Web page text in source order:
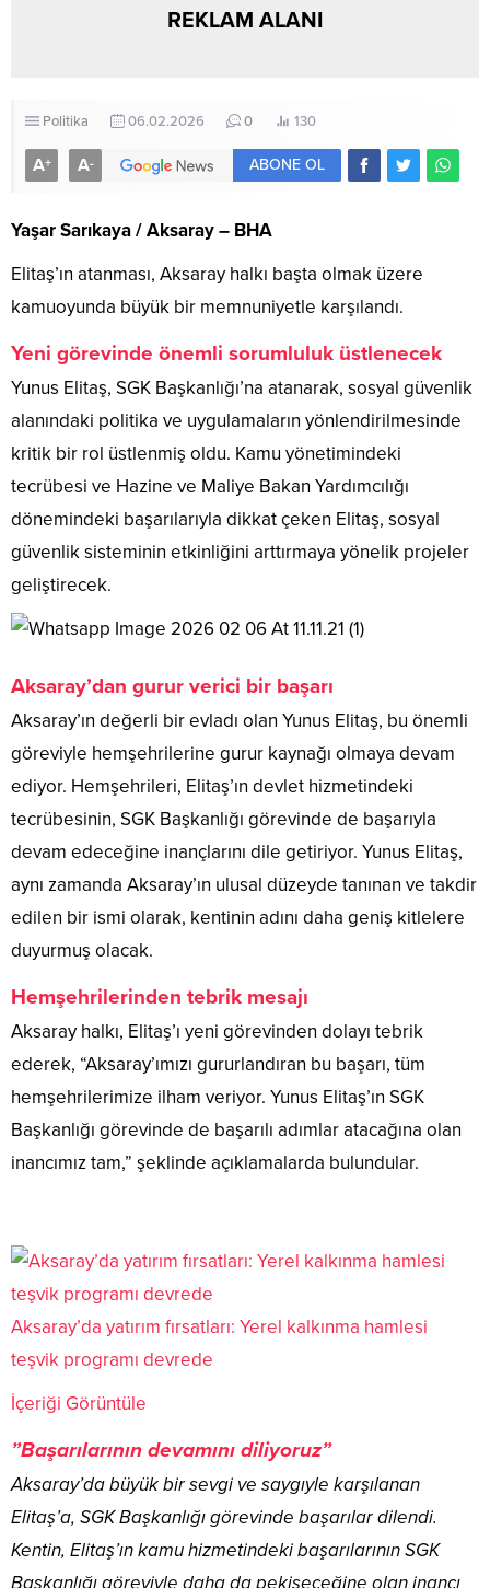
REKLAM ALANI
Politika 06.02.2026 0 130
A+ A- ABONE OL
Yaşar Sarıkaya / Aksaray – BHA
Elitaş’ın atanması, Aksaray halkı başta olmak üzere
kamuoyunda büyük bir memnuniyetle karşılandı.
Yeni görevinde önemli sorumluluk üstlenecek
Yunus Elitaş, SGK Başkanlığı’na atanarak, sosyal güvenlik
alanındaki politika ve uygulamaların yönlendirilmesinde
kritik bir rol üstlenmiş oldu. Kamu yönetimindeki
tecrübesi ve Hazine ve Maliye Bakan Yardımcılığı
dönemindeki başarılarıyla dikkat çeken Elitaş, sosyal
güvenlik sisteminin etkinliğini arttırmaya yönelik projeler
geliştirecek.
Aksaray’dan gurur verici bir başarı
Aksaray’ın değerli bir evladı olan Yunus Elitaş, bu önemli
göreviyle hemşehrilerine gurur kaynağı olmaya devam
ediyor. Hemşehrileri, Elitaş’ın devlet hizmetindeki
tecrübesinin, SGK Başkanlığı görevinde de başarıyla
devam edeceğine inançlarını dile getiriyor. Yunus Elitaş,
aynı zamanda Aksaray’ın ulusal düzeyde tanınan ve takdir
edilen bir ismi olarak, kentinin adını daha geniş kitlelere
duyurmuş olacak.
Hemşehrilerinden tebrik mesajı
Aksaray halkı, Elitaş’ı yeni görevinden dolayı tebrik
ederek, “Aksaray’ımızı gururlandıran bu başarı, tüm
hemşehrilerimize ilham veriyor. Yunus Elitaş’ın SGK
Başkanlığı görevinde de başarılı adımlar atacağına olan
inancımız tam,” şeklinde açıklamalarda bulundular.
Aksaray’da yatırım fırsatları: Yerel kalkınma hamlesi
teşvik programı devrede
İçeriği Görüntüle
”Başarılarının devamını diliyoruz”
Aksaray’da büyük bir sevgi ve saygıyle karşılanan
Elitaş’a, SGK Başkanlığı görevinde başarılar dilendi.
Kentin, Elitaş’ın kamu hizmetindeki başarılarının SGK
Başkanlığı göreviyle daha da pekişeceğine olan inancı